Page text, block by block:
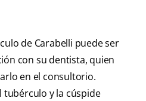
de Carabelli puede ser
con su dentista, quien
en el consultorio.
tubérculo y la cúspide